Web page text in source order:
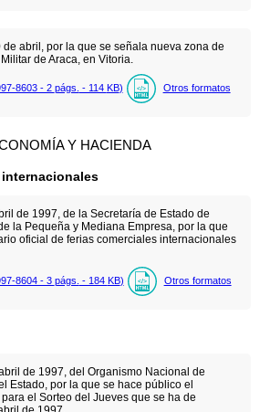
abril, por la que se señala nueva zona de
de Araca, en Vitoria.
8603 - 2 págs. - 114 KB) Otros formatos
Y HACIENDA
de 1997, de la Secretaría de Estado de
la Pequeña y Mediana Empresa, por la que
oficial de ferias comerciales internacionales
8604 - 3 págs. - 184 KB) Otros formatos
de 1997, del Organismo Nacional de
Estado, por la que se hace público el
el Sorteo del Jueves que se ha de